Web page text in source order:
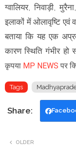
ग्वालियर, निवाड़ी,
इलाकों में ओलावृष्टि एवं
बताया कि यह एक
कारण स्थिति गंभीर हो
कृपया MP NEWS पर
Tags
OLDER